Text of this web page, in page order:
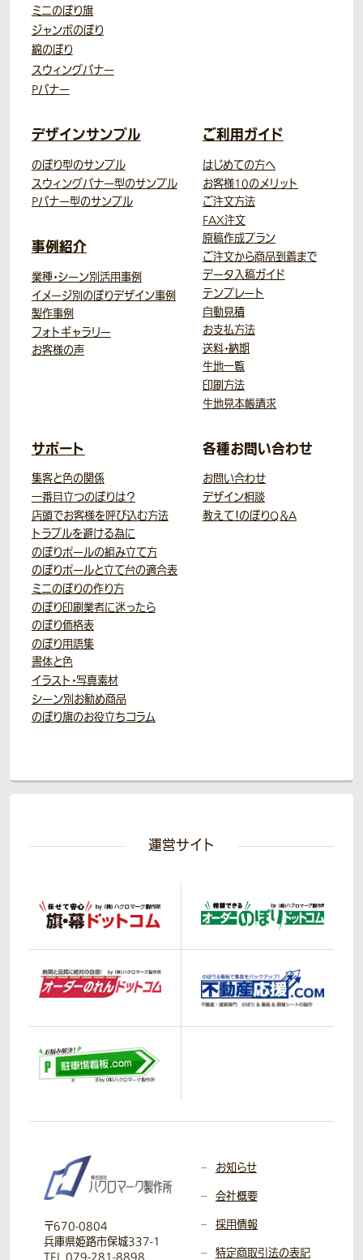
ミニのぼり旗
ジャンボのぼり
綿のぼり
スウィングバナー
Pバナー
デザインサンプル
のぼり型のサンプル
スウィングバナー型のサンプル
Pバナー型のサンプル
事例紹介
業種・シーン別活用事例
イメージ別のぼりデザイン事例
製作事例
フォトギャラリー
お客様の声
ご利用ガイド
はじめての方へ
お客様10のメリット
ご注文方法
FAX注文
原稿作成プラン
ご注文から商品到着まで
データ入稿ガイド
テンプレート
自動見積
お支払方法
送料・納期
生地一覧
印刷方法
生地見本帳請求
サポート
集客と色の関係
一番目立つのぼりは？
店頭でお客様を呼び込む方法
トラブルを避ける為に
のぼりポールの組み立て方
のぼりポールと立て台の適合表
ミニのぼりの作り方
のぼり印刷業者に迷ったら
のぼり価格表
のぼり用語集
書体と色
イラスト・写真素材
シーン別お勧め商品
のぼり旗のお役立ちコラム
各種お問い合わせ
お問い合わせ
デザイン相談
教えて！のぼりQ＆A
運営サイト
〒670-0804
兵庫県姫路市保城337-1
お知らせ
会社概要
採用情報
特定商取引法の表記